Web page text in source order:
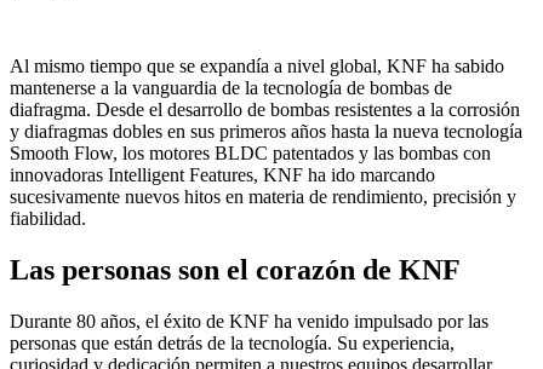
Al mismo tiempo que se expandía a nivel global, KNF ha sabido
mantenerse a la vanguardia de la tecnología de bombas de
diafragma. Desde el desarrollo de bombas resistentes a la corrosión
y diafragmas dobles en sus primeros años hasta la nueva tecnología
Smooth Flow, los motores BLDC patentados y las bombas con
innovadoras Intelligent Features, KNF ha ido marcando
sucesivamente nuevos hitos en materia de rendimiento, precisión y
fiabilidad.
Las personas son el corazón de KNF
Durante 80 años, el éxito de KNF ha venido impulsado por las
personas que están detrás de la tecnología. Su experiencia,
curiosidad y dedicación permiten a nuestros equipos desarrollar